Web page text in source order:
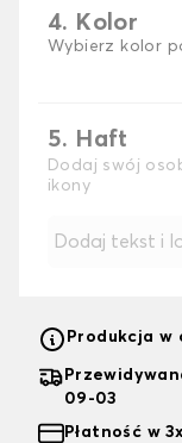
4. Kolor
Wybierz kolor
5. Haft
Dodaj swój
ikony
Dodaj tekst i
Produkcja w
09-03
Płatność w